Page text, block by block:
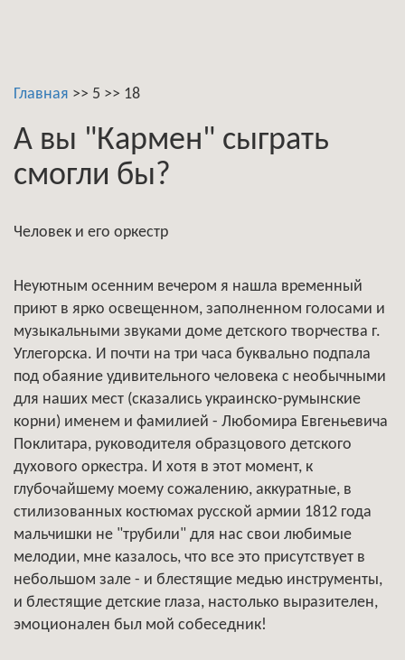
Главная >> 5 >> 18
А вы "Кармен" сыграть
смогли бы?
Человек и его оркестр
Неуютным осенним вечером я нашла временный
приют в ярко освещенном, заполненном голосами и
музыкальными звуками доме детского творчества г.
Углегорска. И почти на три часа буквально подпала
под обаяние удивительного человека с необычными
для наших мест (сказались украинско-румынские
корни) именем и фамилией - Любомира Евгеньевича
Поклитара, руководителя образцового детского
духового оркестра. И хотя в этот момент, к
глубочайшему моему сожалению, аккуратные, в
стилизованных костюмах русской армии 1812 года
мальчишки не "трубили" для нас свои любимые
мелодии, мне казалось, что все это присутствует в
небольшом зале - и блестящие медью инструменты,
и блестящие детские глаза, настолько выразителен,
эмоционален был мой собеседник!